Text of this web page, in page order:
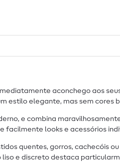
aconchego aos
estilo elegante, mas sem cores
e combina
facilmente looks e acessórios
quentes, gorros, cachecóis
e discreto destaca